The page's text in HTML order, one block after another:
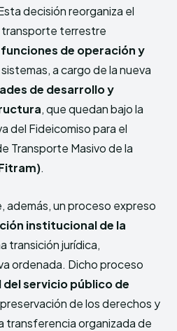
decisión reorganiza el
terrestre
de operación y
a cargo de la nueva
de desarrollo y
, que quedan bajo la
del Fideicomiso para el
Transporte Masivo de la
.
un proceso expreso
institucional de la
transición jurídica,
ordenada. Dicho proceso
servicio público de
preservación de los derechos y
transferencia organizada de